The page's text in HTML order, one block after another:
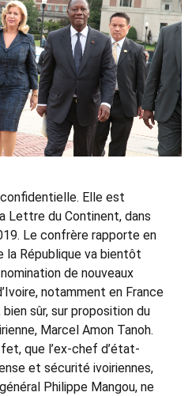
Elle est
Lettre du Continent, dans
Le confrère rapporte en
République va bientôt
de nouveaux
notamment en France
sûr, sur proposition du
Marcel Amon Tanoh.
que l’ex-chef d’état-
et sécurité ivoiriennes,
Philippe Mangou, ne